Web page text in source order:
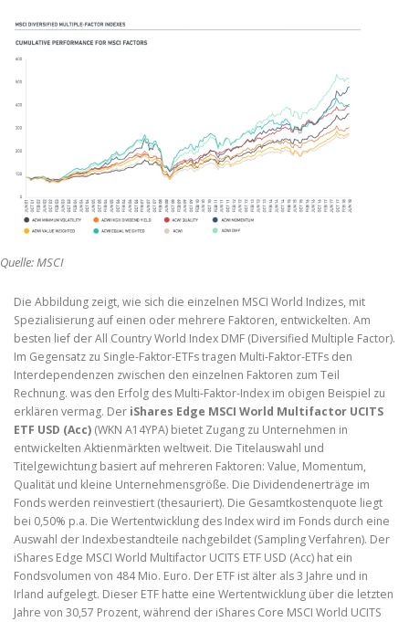
Quelle: MSCI
Die Abbildung zeigt, wie sich die einzelnen MSCI World Indizes, mit
Spezialisierung auf einen oder mehrere Faktoren, entwickelten. Am
besten lief der All Country World Index DMF (Diversified Multiple Factor).
Im Gegensatz zu Single-Faktor-ETFs tragen Multi-Faktor-ETFs den
Interdependenzen zwischen den einzelnen Faktoren zum Teil
Rechnung. was den Erfolg des Multi-Faktor-Index im obigen Beispiel zu
erklären vermag. Der iShares Edge MSCI World Multifactor UCITS
ETF USD (Acc) (WKN A14YPA) bietet Zugang zu Unternehmen in
entwickelten Aktienmärkten weltweit. Die Titelauswahl und
Titelgewichtung basiert auf mehreren Faktoren: Value, Momentum,
Qualität und kleine Unternehmensgröße. Die Dividendenerträge im
Fonds werden reinvestiert (thesauriert). Die Gesamtkostenquote liegt
bei 0,50% p.a. Die Wertentwicklung des Index wird im Fonds durch eine
Auswahl der Indexbestandteile nachgebildet (Sampling Verfahren). Der
iShares Edge MSCI World Multifactor UCITS ETF USD (Acc) hat ein
Fondsvolumen von 484 Mio. Euro. Der ETF ist älter als 3 Jahre und in
Irland aufgelegt. Dieser ETF hatte eine Wertentwicklung über die letzten
Jahre von 30,57 Prozent, während der iShares Core MSCI World UCITS